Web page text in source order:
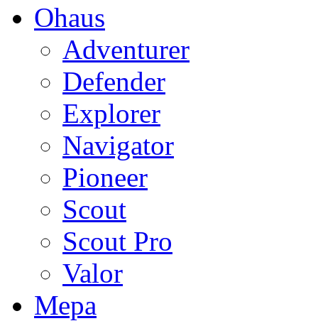
Ohaus
Adventurer
Defender
Explorer
Navigator
Pioneer
Scout
Scout Pro
Valor
Мера